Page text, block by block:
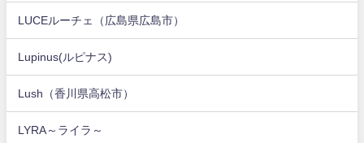
LUCEルーチェ（広島県広島市）
Lupinus(ルピナス)
Lush（香川県高松市）
LYRA～ライラ～